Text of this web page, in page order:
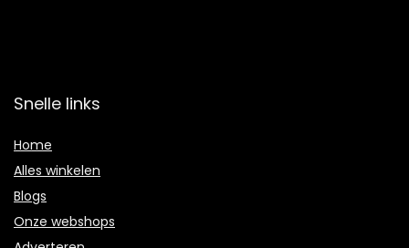
Snelle links
Home
Alles winkelen
Blogs
Onze webshops